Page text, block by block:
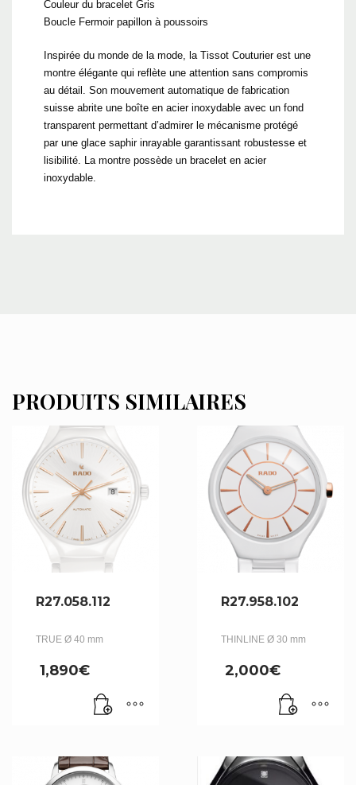
Couleur du bracelet Gris
Boucle Fermoir papillon à poussoirs
Inspirée du monde de la mode, la Tissot Couturier est une
montre élégante qui reflète une attention sans compromis
au détail. Son mouvement automatique de fabrication
suisse abrite une boîte en acier inoxydable avec un fond
transparent permettant d’admirer le mécanisme protégé
par une glace saphir inrayable garantissant robustesse et
lisibilité. La montre possède un bracelet en acier
inoxydable.
PRODUITS SIMILAIRES
R27.058.112
TRUE Ø 40 mm
1,890€
R27.958.102
THINLINE Ø 30 mm
2,000€